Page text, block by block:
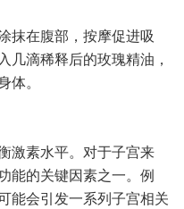
抹在腹部，按摩促进吸
几滴稀释后的玫瑰精油，
。
激素水平。对于子宫来
能的关键因素之一。例
能会引发一系列子宫相关